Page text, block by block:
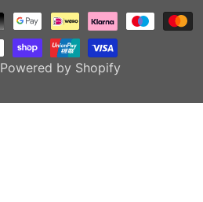
Powered by Shopify